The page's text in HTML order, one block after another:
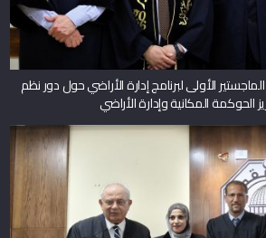
الأولى لبرنامج إدارة الأراضي حول دور نظم
الحوكمة المكانية وإدارة الأراضي